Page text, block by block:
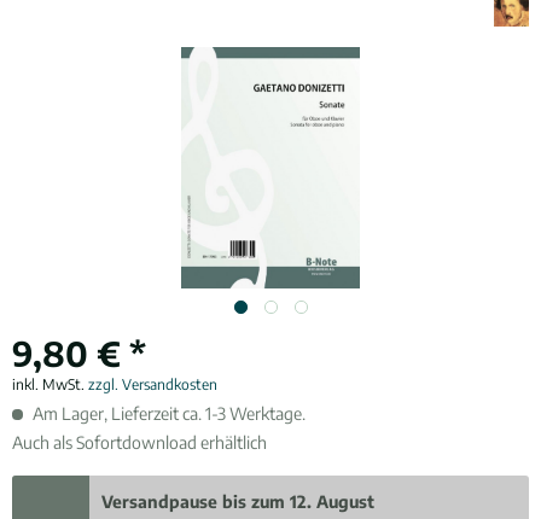
9,80 € *
inkl. MwSt. zzgl. Versandkosten
Am Lager, Lieferzeit ca. 1-3 Werktage.
Auch als Sofortdownload erhältlich
Versandpause bis zum 12. August